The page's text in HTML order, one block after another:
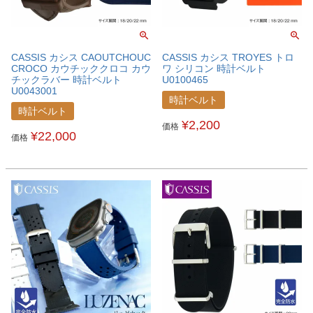
CASSIS カシス CAOUTCHOUC
CROCO カウチッククロコ カウ
チックラバー 時計ベルト
U0043001
時計ベルト
価格 ¥22,000
CASSIS カシス TROYES トロ
ワ シリコン 時計ベルト
U0100465
時計ベルト
価格 ¥2,200